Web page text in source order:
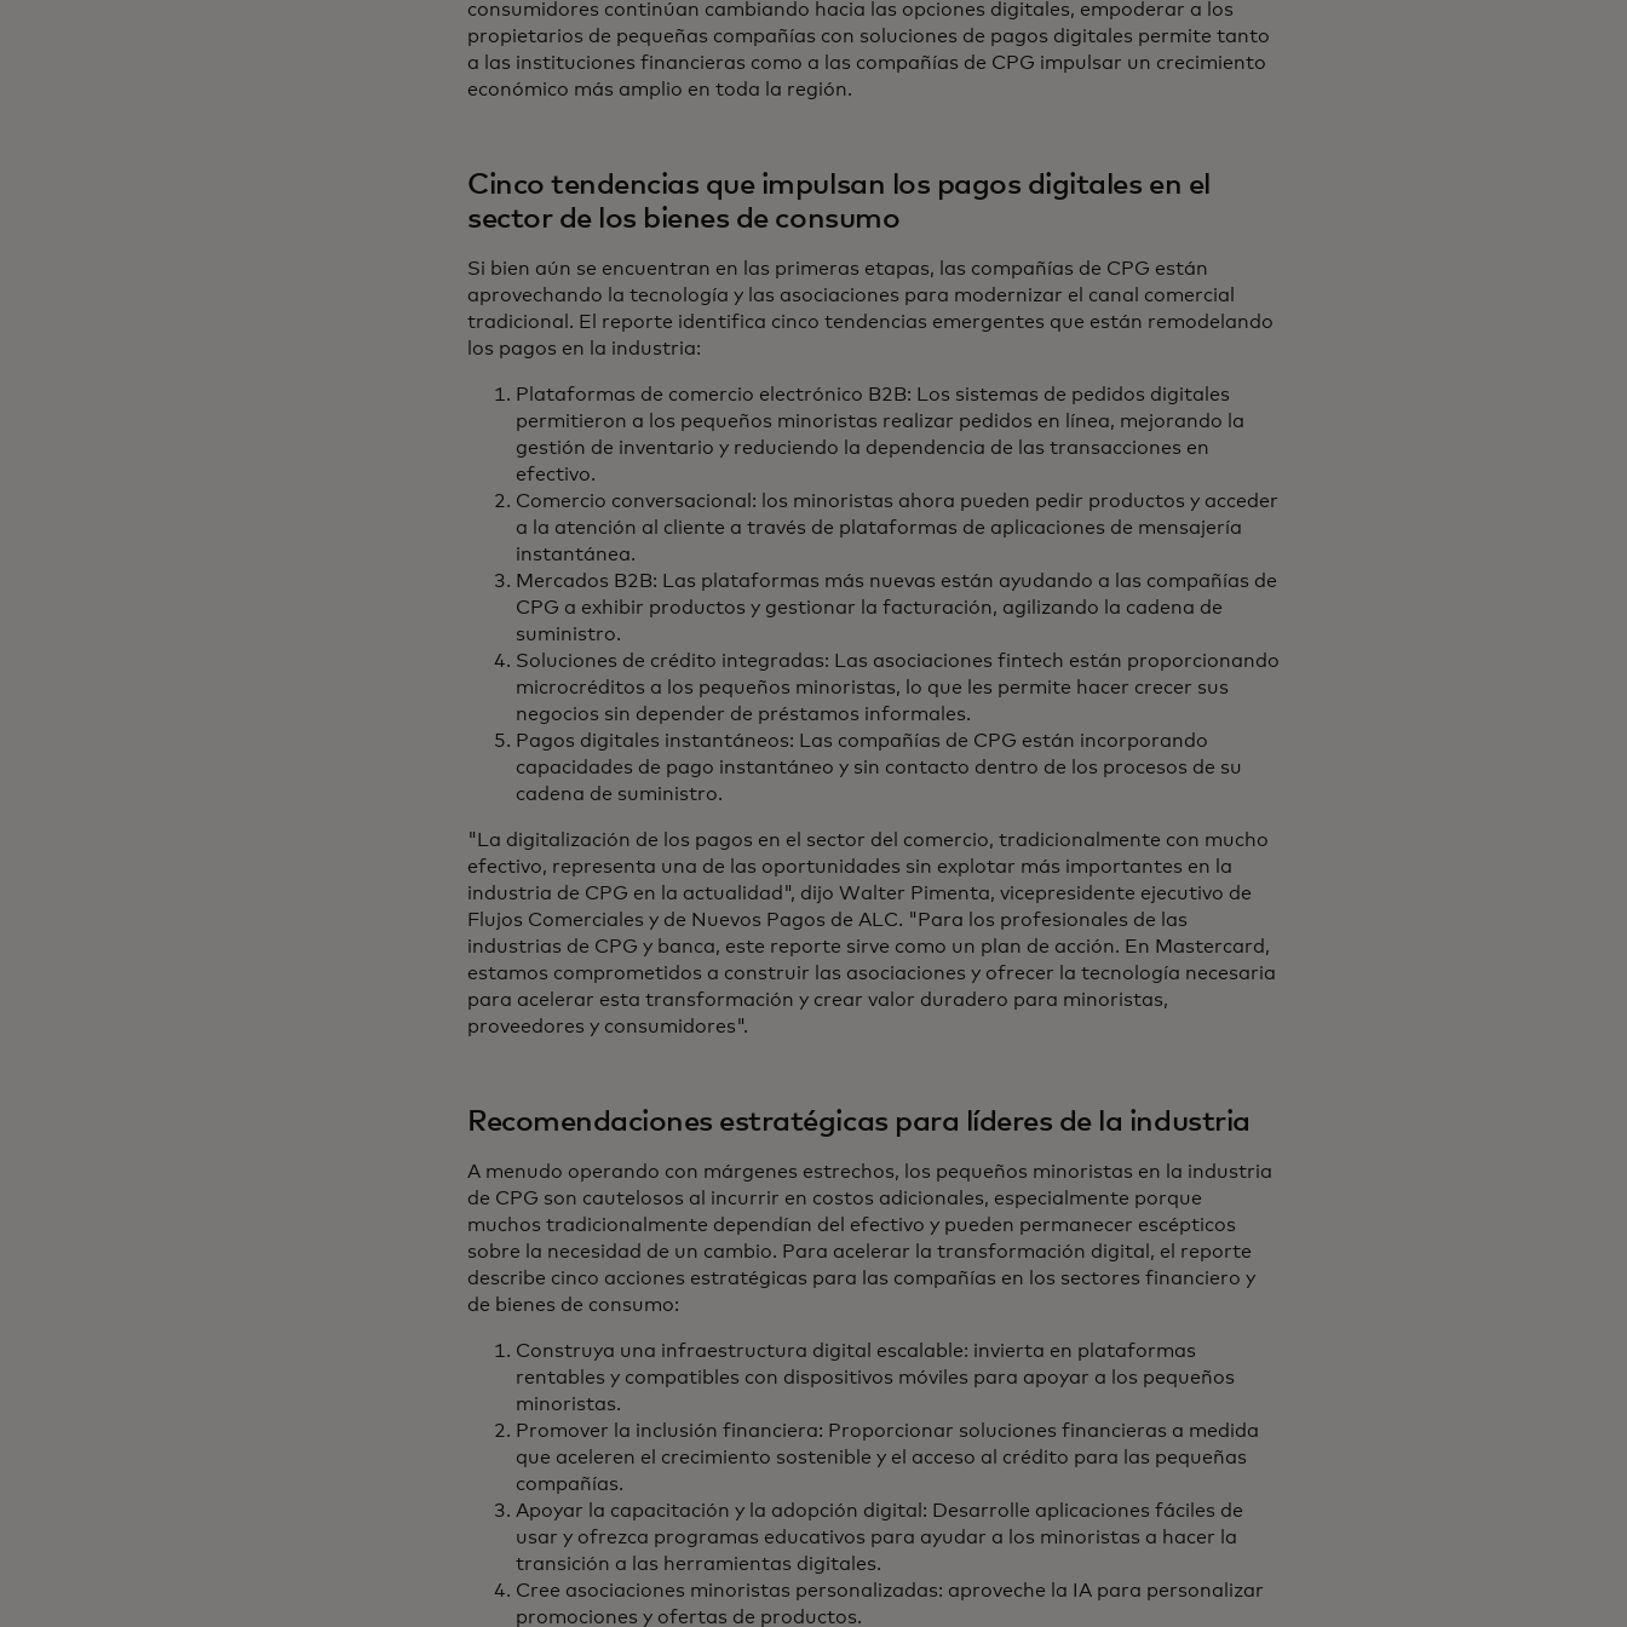
consumidores continúan cambiando hacia las opciones digitales, empoderar a los
propietarios de pequeñas compañías con soluciones de pagos digitales permite tanto
a las instituciones financieras como a las compañías de CPG impulsar un crecimiento
económico más amplio en toda la región.
Cinco tendencias que impulsan los pagos digitales en el
sector de los bienes de consumo
Si bien aún se encuentran en las primeras etapas, las compañías de CPG están
aprovechando la tecnología y las asociaciones para modernizar el canal comercial
tradicional. El reporte identifica cinco tendencias emergentes que están remodelando
los pagos en la industria:
Plataformas de comercio electrónico B2B: Los sistemas de pedidos digitales
permitieron a los pequeños minoristas realizar pedidos en línea, mejorando la
gestión de inventario y reduciendo la dependencia de las transacciones en
efectivo.
Comercio conversacional: los minoristas ahora pueden pedir productos y acceder
a la atención al cliente a través de plataformas de aplicaciones de mensajería
instantánea.
Mercados B2B: Las plataformas más nuevas están ayudando a las compañías de
CPG a exhibir productos y gestionar la facturación, agilizando la cadena de
suministro.
Soluciones de crédito integradas: Las asociaciones fintech están proporcionando
microcréditos a los pequeños minoristas, lo que les permite hacer crecer sus
negocios sin depender de préstamos informales.
Pagos digitales instantáneos: Las compañías de CPG están incorporando
capacidades de pago instantáneo y sin contacto dentro de los procesos de su
cadena de suministro.
"La digitalización de los pagos en el sector del comercio, tradicionalmente con mucho
efectivo, representa una de las oportunidades sin explotar más importantes en la
industria de CPG en la actualidad", dijo Walter Pimenta, vicepresidente ejecutivo de
Flujos Comerciales y de Nuevos Pagos de ALC. "Para los profesionales de las
industrias de CPG y banca, este reporte sirve como un plan de acción. En Mastercard,
estamos comprometidos a construir las asociaciones y ofrecer la tecnología necesaria
para acelerar esta transformación y crear valor duradero para minoristas,
proveedores y consumidores".
Recomendaciones estratégicas para líderes de la industria
A menudo operando con márgenes estrechos, los pequeños minoristas en la industria
de CPG son cautelosos al incurrir en costos adicionales, especialmente porque
muchos tradicionalmente dependían del efectivo y pueden permanecer escépticos
sobre la necesidad de un cambio. Para acelerar la transformación digital, el reporte
describe cinco acciones estratégicas para las compañías en los sectores financiero y
de bienes de consumo:
Construya una infraestructura digital escalable: invierta en plataformas
rentables y compatibles con dispositivos móviles para apoyar a los pequeños
minoristas.
Promover la inclusión financiera: Proporcionar soluciones financieras a medida
que aceleren el crecimiento sostenible y el acceso al crédito para las pequeñas
compañías.
Apoyar la capacitación y la adopción digital: Desarrolle aplicaciones fáciles de
usar y ofrezca programas educativos para ayudar a los minoristas a hacer la
transición a las herramientas digitales.
Cree asociaciones minoristas personalizadas: aproveche la IA para personalizar
promociones y ofertas de productos.